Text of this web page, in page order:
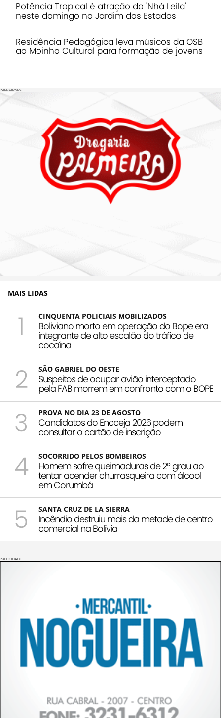
Potência Tropical é atração do 'Nhá Leila'
neste domingo no Jardim dos Estados
Residência Pedagógica leva músicos da OSB
ao Moinho Cultural para formação de jovens
PUBLICIDADE
MAIS LIDAS
1 CINQUENTA POLICIAIS MOBILIZADOS
Boliviano morto em operação do Bope era
integrante de alto escalão do tráfico de
cocaína
2 SÃO GABRIEL DO OESTE
Suspeitos de ocupar avião interceptado
pela FAB morrem em confronto com o BOPE
3 PROVA NO DIA 23 DE AGOSTO
Candidatos do Encceja 2026 podem
consultar o cartão de inscrição
4 SOCORRIDO PELOS BOMBEIROS
Homem sofre queimaduras de 2º grau ao
tentar acender churrasqueira com álcool
em Corumbá
5 SANTA CRUZ DE LA SIERRA
Incêndio destruiu mais da metade de centro
comercial na Bolívia
PUBLICIDADE